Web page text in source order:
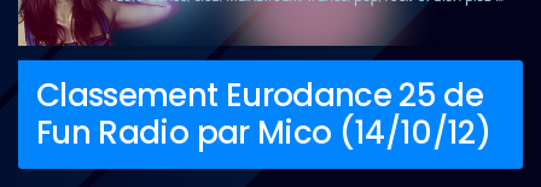
Classement Eurodance 25 de
Fun Radio par Mico (14/10/12)